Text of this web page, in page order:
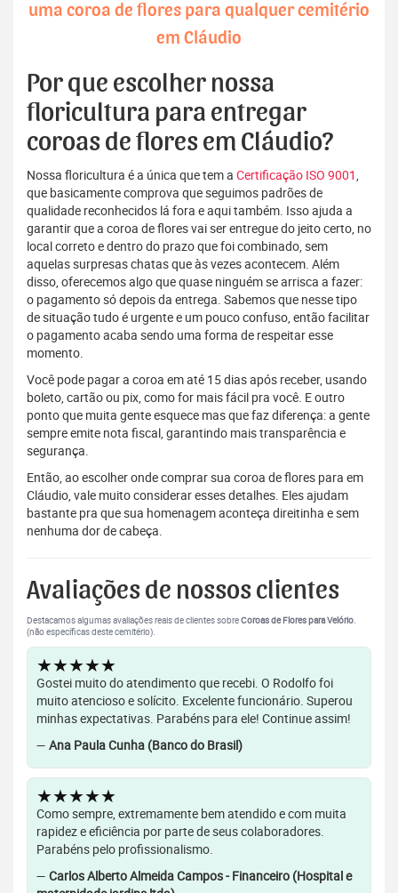
uma coroa de flores para qualquer cemitério
em Cláudio
Por que escolher nossa
floricultura para entregar
coroas de flores em Cláudio?
Nossa floricultura é a única que tem a Certificação ISO 9001,
que basicamente comprova que seguimos padrões de
qualidade reconhecidos lá fora e aqui também. Isso ajuda a
garantir que a coroa de flores vai ser entregue do jeito certo, no
local correto e dentro do prazo que foi combinado, sem
aquelas surpresas chatas que às vezes acontecem. Além
disso, oferecemos algo que quase ninguém se arrisca a fazer:
o pagamento só depois da entrega. Sabemos que nesse tipo
de situação tudo é urgente e um pouco confuso, então facilitar
o pagamento acaba sendo uma forma de respeitar esse
momento.
Você pode pagar a coroa em até 15 dias após receber, usando
boleto, cartão ou pix, como for mais fácil pra você. E outro
ponto que muita gente esquece mas que faz diferença: a gente
sempre emite nota fiscal, garantindo mais transparência e
segurança.
Então, ao escolher onde comprar sua coroa de flores para em
Cláudio, vale muito considerar esses detalhes. Eles ajudam
bastante pra que sua homenagem aconteça direitinha e sem
nenhuma dor de cabeça.
Avaliações de nossos clientes
Destacamos algumas avaliações reais de clientes sobreCoroas de Flores para Velório.
(não específicas deste cemitério).
★★★★★
Gostei muito do atendimento que recebi. O Rodolfo foi
muito atencioso e solícito. Excelente funcionário. Superou
minhas expectativas. Parabéns para ele! Continue assim!
— Ana Paula Cunha (Banco do Brasil)
★★★★★
Como sempre, extremamente bem atendido e com muita
rapidez e eficiência por parte de seus colaboradores.
Parabéns pelo profissionalismo.
— Carlos Alberto Almeida Campos - Financeiro (Hospital e